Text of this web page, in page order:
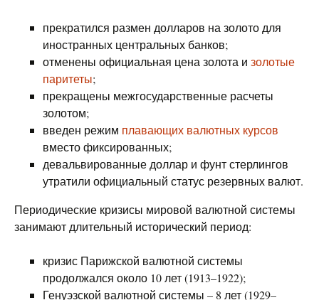
прекратился размен долларов на золото для
иностранных центральных банков;
отменены официальная цена золота и золотые
паритеты;
прекращены межгосударственные расчеты
золотом;
введен режим плавающих валютных курсов
вместо фиксированных;
девальвированные доллар и фунт стерлингов
утратили официальный статус резервных валют.
Периодические кризисы мировой валютной системы
занимают длительный исторический период:
кризис Парижской валютной системы
продолжался около 10 лет (1913–1922);
Генуэзской валютной системы – 8 лет (1929–